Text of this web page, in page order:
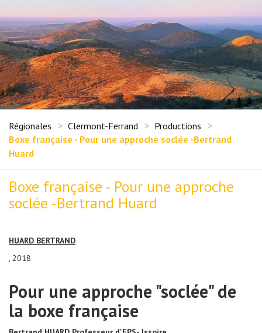
Régionales Clermont-Ferrand
Productions
Boxe française - Pour une approche soclée -Bertrand
Huard
Boxe française - Pour une approche
soclée -Bertrand Huard
HUARD BERTRAND
, 2018
Pour une approche "soclée" de
la boxe française